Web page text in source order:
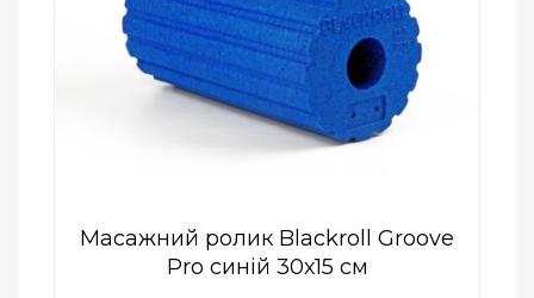
Масажний ролик Blackroll Groove
Pro синій 30х15 см
ПРИДБАТИ
Add to Wishlist